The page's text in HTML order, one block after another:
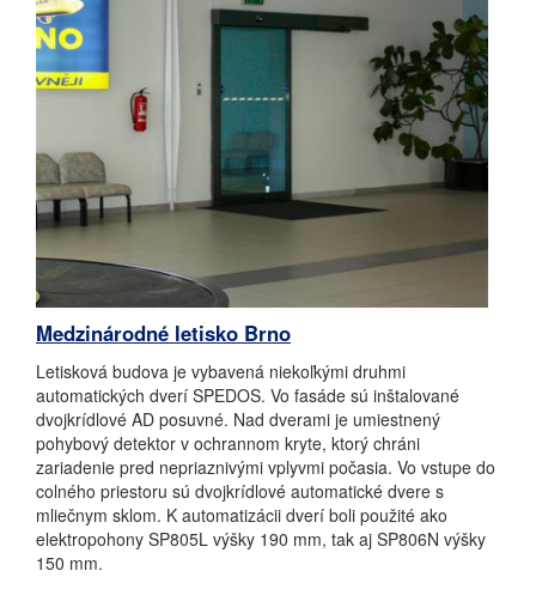
Medzinárodné letisko Brno
Letisková budova je vybavená niekoľkými druhmi
automatických dverí SPEDOS. Vo fasáde sú inštalované
dvojkrídlové AD posuvné. Nad dverami je umiestnený
pohybový detektor v ochrannom kryte, ktorý chráni
zariadenie pred nepriaznivými vplyvmi počasia. Vo vstupe do
colného priestoru sú dvojkrídlové automatické dvere s
mliečnym sklom. K automatizácii dverí boli použité ako
elektropohony SP805L výšky 190 mm, tak aj SP806N výšky
150 mm.